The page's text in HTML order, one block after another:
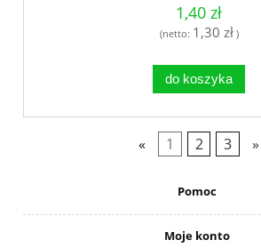
1,40 zł
(netto: 1,30 zł)
do koszyka
« 1 2 3 »
Pomoc
Moje konto